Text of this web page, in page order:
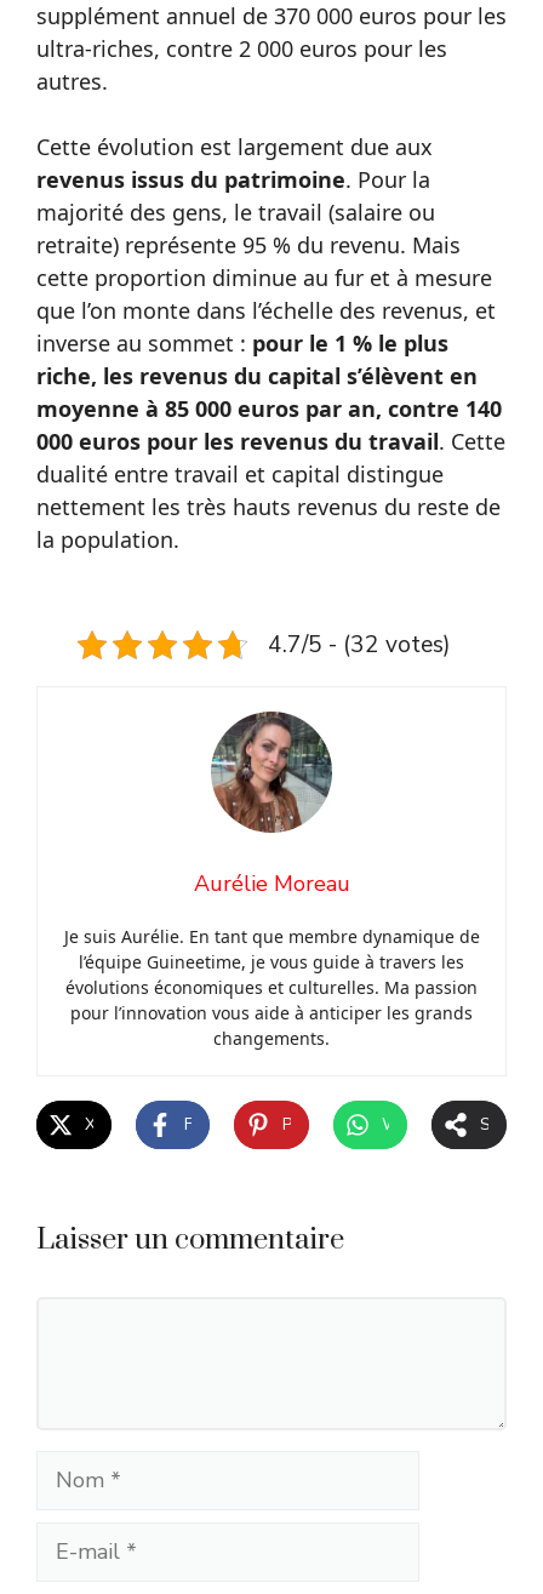
supplément annuel de 370 000 euros pour les
ultra-riches, contre 2 000 euros pour les
autres.
Cette évolution est largement due aux
revenus issus du patrimoine. Pour la
majorité des gens, le travail (salaire ou
retraite) représente 95 % du revenu. Mais
cette proportion diminue au fur et à mesure
que l’on monte dans l’échelle des revenus, et
inverse au sommet : pour le 1 % le plus
riche, les revenus du capital s’élèvent en
moyenne à 85 000 euros par an, contre 140
000 euros pour les revenus du travail. Cette
dualité entre travail et capital distingue
nettement les très hauts revenus du reste de
la population.
4.7/5 - (32 votes)
Aurélie Moreau
Je suis Aurélie. En tant que membre dynamique de
l’équipe Guineetime, je vous guide à travers les
évolutions économiques et culturelles. Ma passion
pour l’innovation vous aide à anticiper les grands
changements.
WhatsApp
Laisser un commentaire
Nom